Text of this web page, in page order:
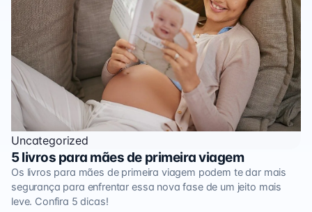
Uncategorized
5 livros para mães de primeira viagem
Os livros para mães de primeira viagem podem te dar mais
segurança para enfrentar essa nova fase de um jeito mais
leve. Confira 5 dicas!